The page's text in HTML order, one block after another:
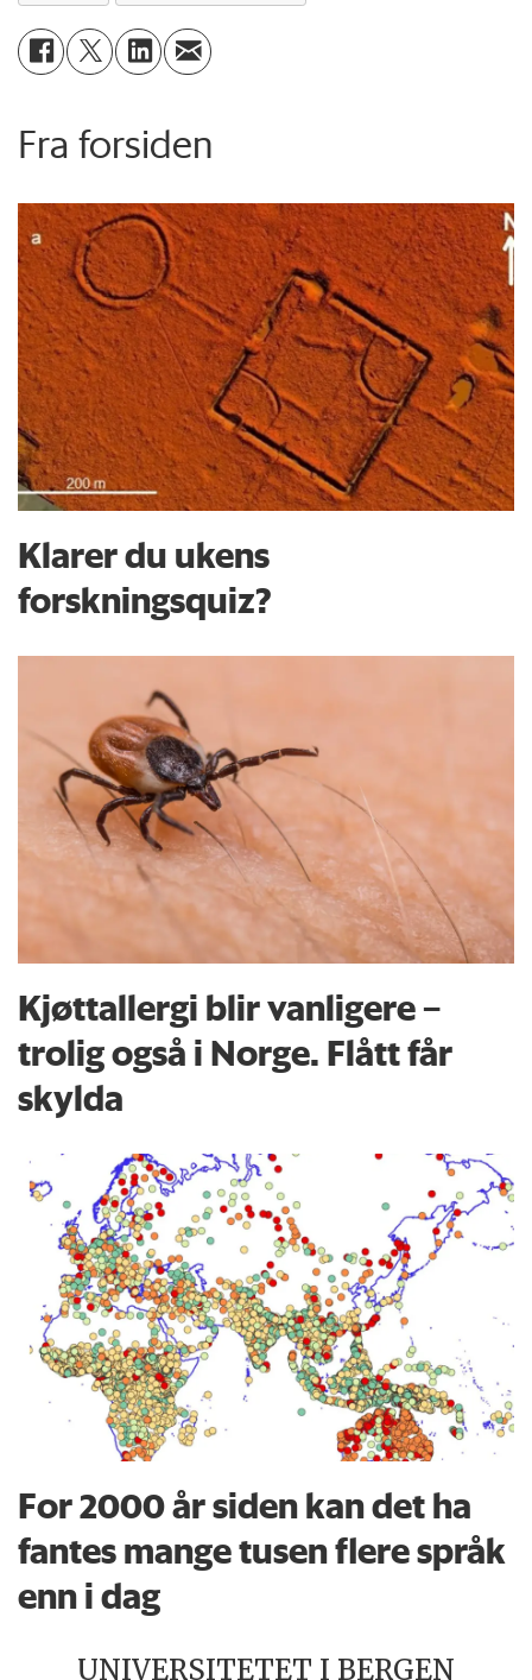
Fra forsiden
Klarer du ukens
forskningsquiz?
Kjøttallergi blir vanligere –
trolig også i Norge. Flått får
skylda
For 2000 år siden kan det ha
fantes mange tusen flere språk
enn i dag
UNIVERSITETET I BERGEN